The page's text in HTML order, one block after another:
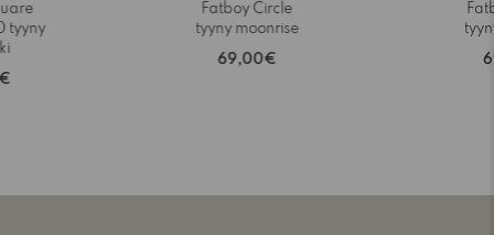
tyyny
Fatboy Circle
tyyny moonrise
69,00€